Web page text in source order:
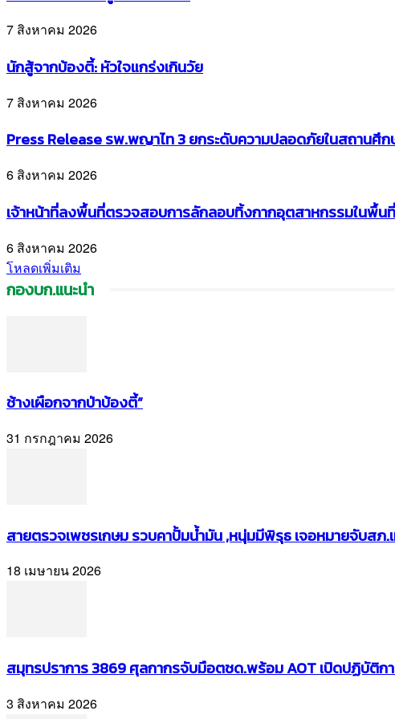
7 สิงหาคม 2026
นักสู้จากบ้องตี้: หัวใจแกร่งเกินวัย
7 สิงหาคม 2026
Press Release รพ.พญาไท 3 ยกระดับความปลอดภัยในสถานศึ
6 สิงหาคม 2026
เจ้าหน้าที่ลงพื้นที่ตรวจสอบการลักลอบทิ้งกากอุตสาหกรรมในพื้น
6 สิงหาคม 2026
โหลดเพิ่มเติม
กองบก.แนะนำ
ช้างเผือกจากป่าบ้องตี้”
31 กรกฎาคม 2026
สายตรวจเพชรเกษม รวบคาปั้มน้ำมัน ,หนุ่มมีพิรุธ เจอหมายจับสภ.
18 เมษายน 2026
สมุทรปราการ 3869 ศุลกากรจับมือตชด.พร้อม AOT เปิดปฏิบัติ
3 สิงหาคม 2026